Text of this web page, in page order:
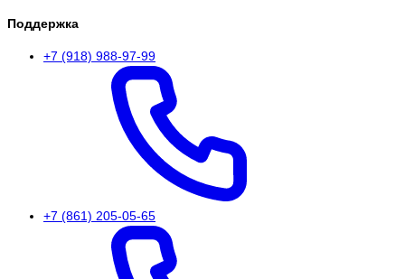
Поддержка
+7 (918) 988-97-99
+7 (861) 205-05-65